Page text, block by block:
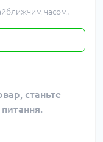
часом.
станьте